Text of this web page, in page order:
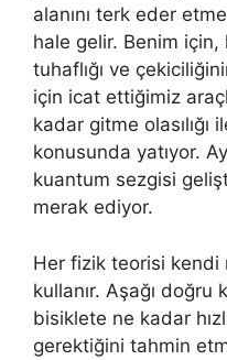
alanını terk eder
hale gelir. Benim
tuhaflığı ve
için icat ettiğimiz
kadar gitme olasılığı
konusunda yatıyor.
kuantum sezgisi
merak ediyor.
Her fizik teorisi kendi
kullanır. Aşağı doğru
bisiklete ne kadar
gerektiğini tahmin